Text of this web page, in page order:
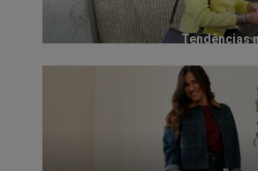
Tendências